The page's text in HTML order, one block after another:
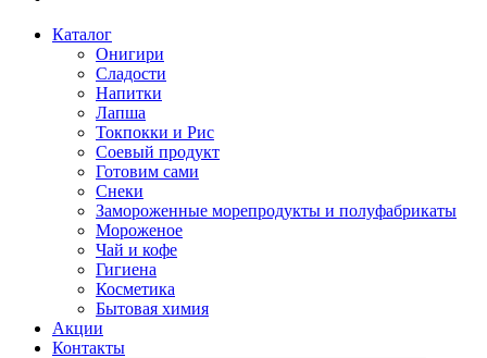
Каталог
Онигири
Сладости
Напитки
Лапша
Токпокки и Рис
Соевый продукт
Готовим сами
Снеки
Замороженные морепродукты и полуфабрикаты
Мороженое
Чай и кофе
Гигиена
Косметика
Бытовая химия
Акции
Контакты